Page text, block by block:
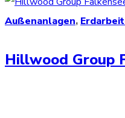
Außenanlagen,
Hillwood Group